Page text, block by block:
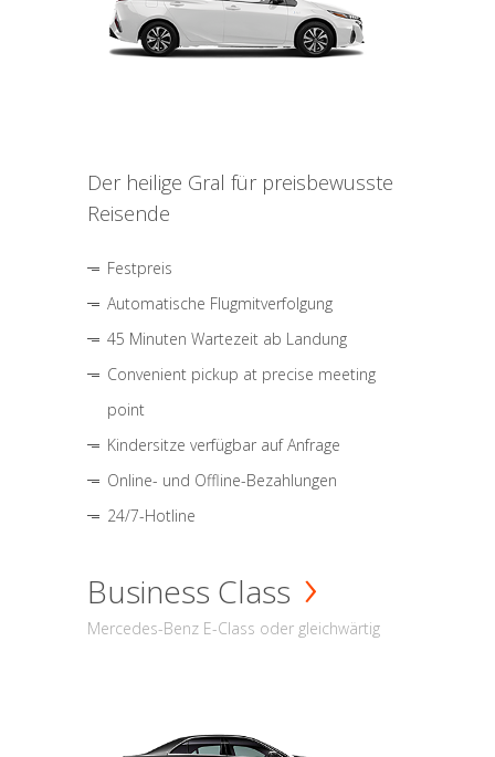
Der heilige Gral für preisbewusste
Reisende
Festpreis
Automatische Flugmitverfolgung
45 Minuten Wartezeit ab Landung
Convenient pickup at precise meeting
point
Kindersitze verfügbar auf Anfrage
Online- und Offline-Bezahlungen
24/7-Hotline
Business Class
Mercedes-Benz E-Class oder gleichwärtig